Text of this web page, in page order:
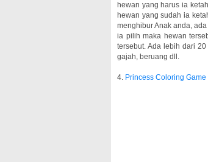
hewan yang harus ia
hewan yang sudah ia
menghibur Anak anda,
ia pilih maka hewan
tersebut. Ada lebih dari
gajah, beruang dll.
4. Princess Coloring Game